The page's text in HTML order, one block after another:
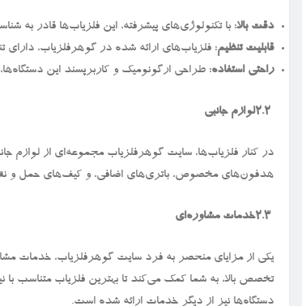
دقت بالا: با تکنولوژی‌های پیشرفته، این فلزیاب‌ها قادر به
قابلیت تنظیم: فلزیاب‌های ارائه شده در گوهرفلزیاب،
راحتی استفاده: طراحی ارگونومیک و کاربرپسند این
۲.۲لوازم جانبی
در کنار فلزیاب‌ها، سایت گوهرفلزیاب مجموعه‌ای از لوازم
هدفون‌های مخصوص، باتری‌های اضافی، و کیف‌های حمل و نقل
۲.۳خدمات مشاوره‌ای
یکی از مزایای منحصر به فرد سایت گوهرفلزیاب، خدمات
تخصص بالا، به شما کمک می‌کند تا بهترین فلزیاب متناسب با
دستگاه‌ها نیز از دیگر خدمات ارائه شده است.